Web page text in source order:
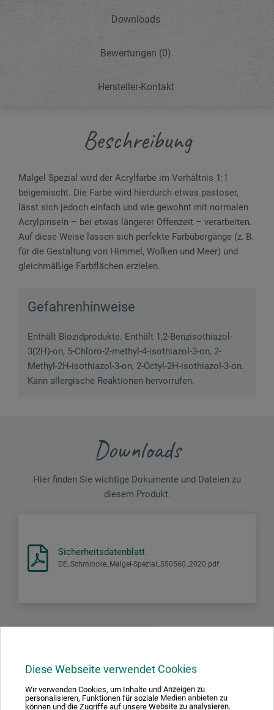
Diese Webseite verwendet Cookies
Wir verwenden Cookies, um Inhalte und Anzeigen zu
personalisieren, Funktionen für soziale Medien anbieten zu
können und die Zugriffe auf unsere Website zu analysieren.
Downloads
Bewertungen (0)
Hersteller-Kontakt
Beschreibung
Malgel Spezial wird der Acrylfarbe im Verhältnis 1:1
beigemischt. Die Farbe wird hierdurch etwas pastoser,
lässt sich jedoch einfach und wie gewohnt mit normalen
Acrylpinseln – bei etwas längerer Offenzeit – verarbeiten.
Auf diese Weise lassen sich perfekte Farbübergänge (z. B.
für die Gestaltung von Himmel, Wolken und Meer) und
gleichmäßige Farbflächen erzielen.
Gefahrenhinweise
Enthält Biozidprodukte. Enthält 1,2-Benzisothiazol-
3(2H)-on, 5-Chloro-2-methyl-4-isothiazol-3-on, 2-
Methyl-2H-isothiazol-3-on, 2-Octyl-2H-isothiazol-3-on.
Kann allergische Reaktionen hervorrufen.
Downloads
Hier finden Sie wichtige Dokumente und Dateien zu
diesem Produkt.
Sicherheitsdatenblatt
DE_Schmincke_Malgel-Spezial_S50560_2020.pdf
Produktbewertungen (0)
Schreiben Sie die erste Bewertung zu diesem Produkt